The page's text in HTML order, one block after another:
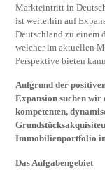
Markteintritt in
ist weiterhin auf
Deutschland zu einem
welcher im aktuellen
Perspektive bieten kann.
Aufgrund der
Expansion suchen
kompetenten,
Immobilienportfolio in
Das Aufgabengebiet